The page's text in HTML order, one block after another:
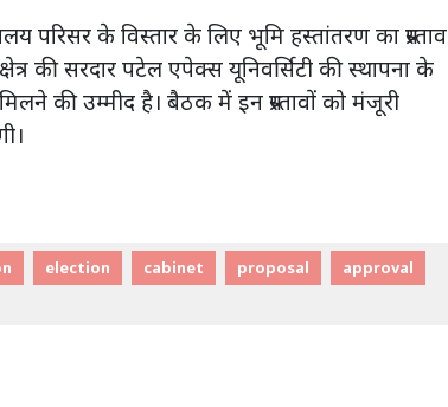
परिसर के विस्तार के लिए भूमि हस्तांतरण का प्रस्ताव
की सरदार पटेल एपेक्स यूनिवर्सिटी की स्थापना के
की उम्मीद है। बैठक में इन प्रस्तावों को मंजूरी
election cabinet proposal
approval